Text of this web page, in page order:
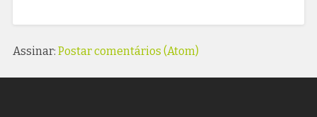
Assinar: Postar comentários (Atom)